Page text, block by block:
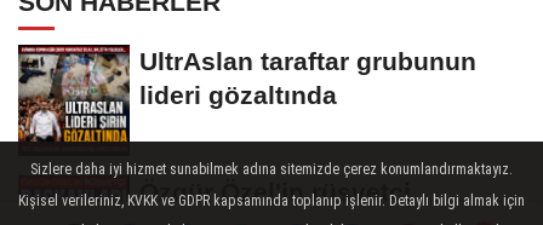
UltrAslan taraftar grubunun
lideri gözaltında
Özgür Özel'in rüşvetçi
Sizlere daha iyi hizmet sunabilmek adına sitemizde çerez konumlandırmaktayız.
Kişisel verileriniz, KVKK ve GDPR kapsamında toplanıp işlenir. Detaylı bilgi almak için